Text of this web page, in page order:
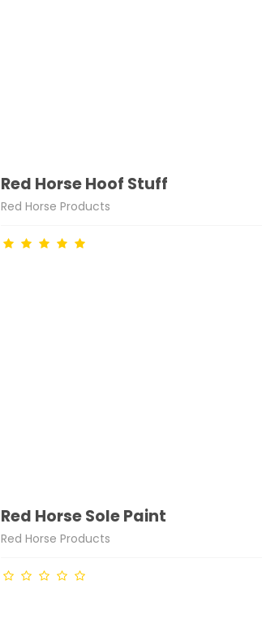
Red Horse Hoof Stuff
Red Horse Products
Red Horse Sole Paint
Red Horse Products